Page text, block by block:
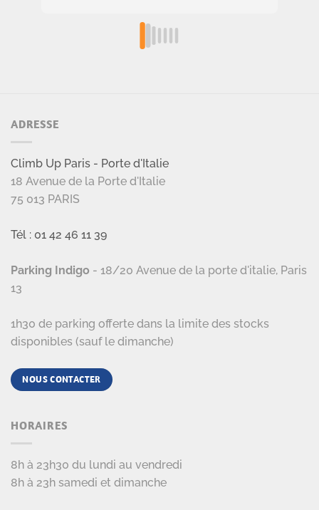
ADRESSE
Climb Up Paris - Porte d'Italie
18 Avenue de la Porte d'Italie
75 013 PARIS
Tél : 01 42 46 11 39
Parking Indigo - 18/20 Avenue de la porte d'italie, Paris
13
1h30 de parking offerte dans la limite des stocks
disponibles (sauf le dimanche)
NOUS CONTACTER
HORAIRES
8h à 23h30 du lundi au vendredi
8h à 23h samedi et dimanche